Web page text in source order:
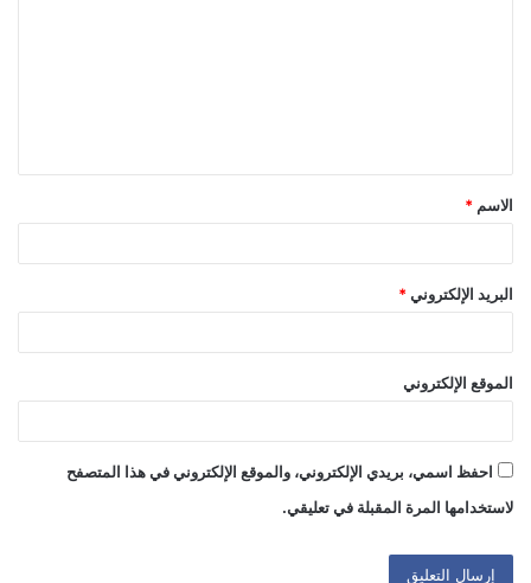
ق
*
الاسم *
البريد الإلكتروني *
الموقع الإلكتروني
احفظ اسمي، بريدي الإلكتروني، والموقع الإلكتروني في هذا المتصفح
لاستخدامها المرة المقبلة في تعليقي.